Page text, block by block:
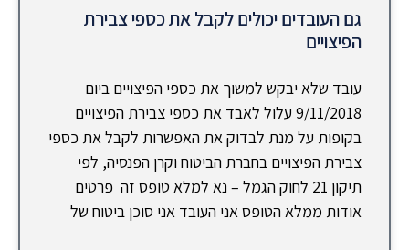
גם העובדים יכולים לקבל את כספי צבירת
הפיצויים
עובד שלא יבקש למשוך את כספי הפיצויים ביום
9/11/2018 עלול לאבד את כספי צבירת הפיצויים
בקופות על מנת לבדוק את האפשרות לקבל את כספי
צבירת הפיצויים בחברת הביטוח וקרן הפנסיה, לפי
תיקון 21 לחוק הגמל – נא למלא טופס זה פרטים
אודות ממלא הטופס אני העובד אני סוכן ביטוח של